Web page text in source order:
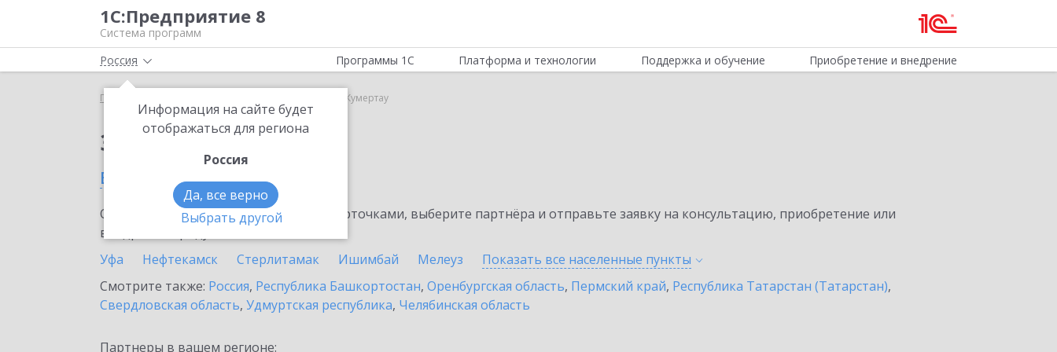
1С:Предприятие 8
Система программ
Россия
Информация на сайте будет
отображаться для региона
Россия
Да, все верно
Выбрать другой
Программы 1С Платформа и технологии Поддержка и обучение Приобретение и внедрение
Главная Smartway в Кумертау
Заказать Smartway
в Кумертау
Ознакомьтесь с информационными карточками, выберите партнёра и отправьте заявку на консультацию, приобретение или
внедрение продукта.
Уфа
Нефтекамск Стерлитамак Ишимбай Мелеуз Показать все населенные пункты
Смотрите также: Россия, Республика Башкортостан, Оренбургская область, Пермский край, Республика Татарстан (Татарстан),
Свердловская область, Удмуртская республика, Челябинская область
Партнеры в вашем регионе: